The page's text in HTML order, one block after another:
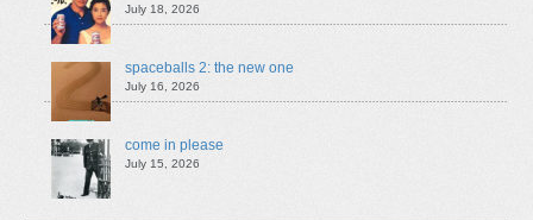
July 18, 2026
spaceballs 2: the new one
July 16, 2026
come in please
July 15, 2026